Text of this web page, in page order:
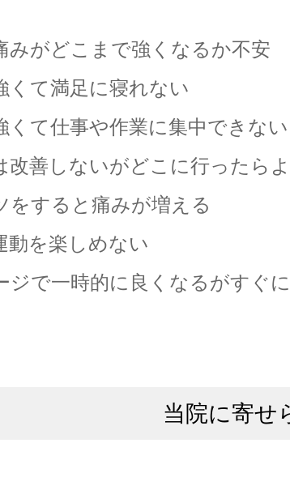
みがどこまで強くなるか不安
くて満足に寝れない
くて仕事や作業に集中できない
改善しないがどこに行ったら
をすると痛みが増える
動を楽しめない
ジで一時的に良くなるがすぐ
当院に寄せ